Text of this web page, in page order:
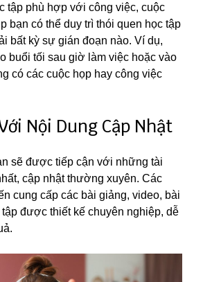
tập phù hợp với công việc, cuộc
bạn có thể duy trì thói quen học tập
bất kỳ sự gián đoạn nào. Ví dụ,
buổi tối sau giờ làm việc hoặc vào
có các cuộc họp hay công việc
Nội Dung Cập Nhật
sẽ được tiếp cận với những tài
cập nhật thường xuyên. Các
cung cấp các bài giảng, video, bài
được thiết kế chuyên nghiệp, dễ